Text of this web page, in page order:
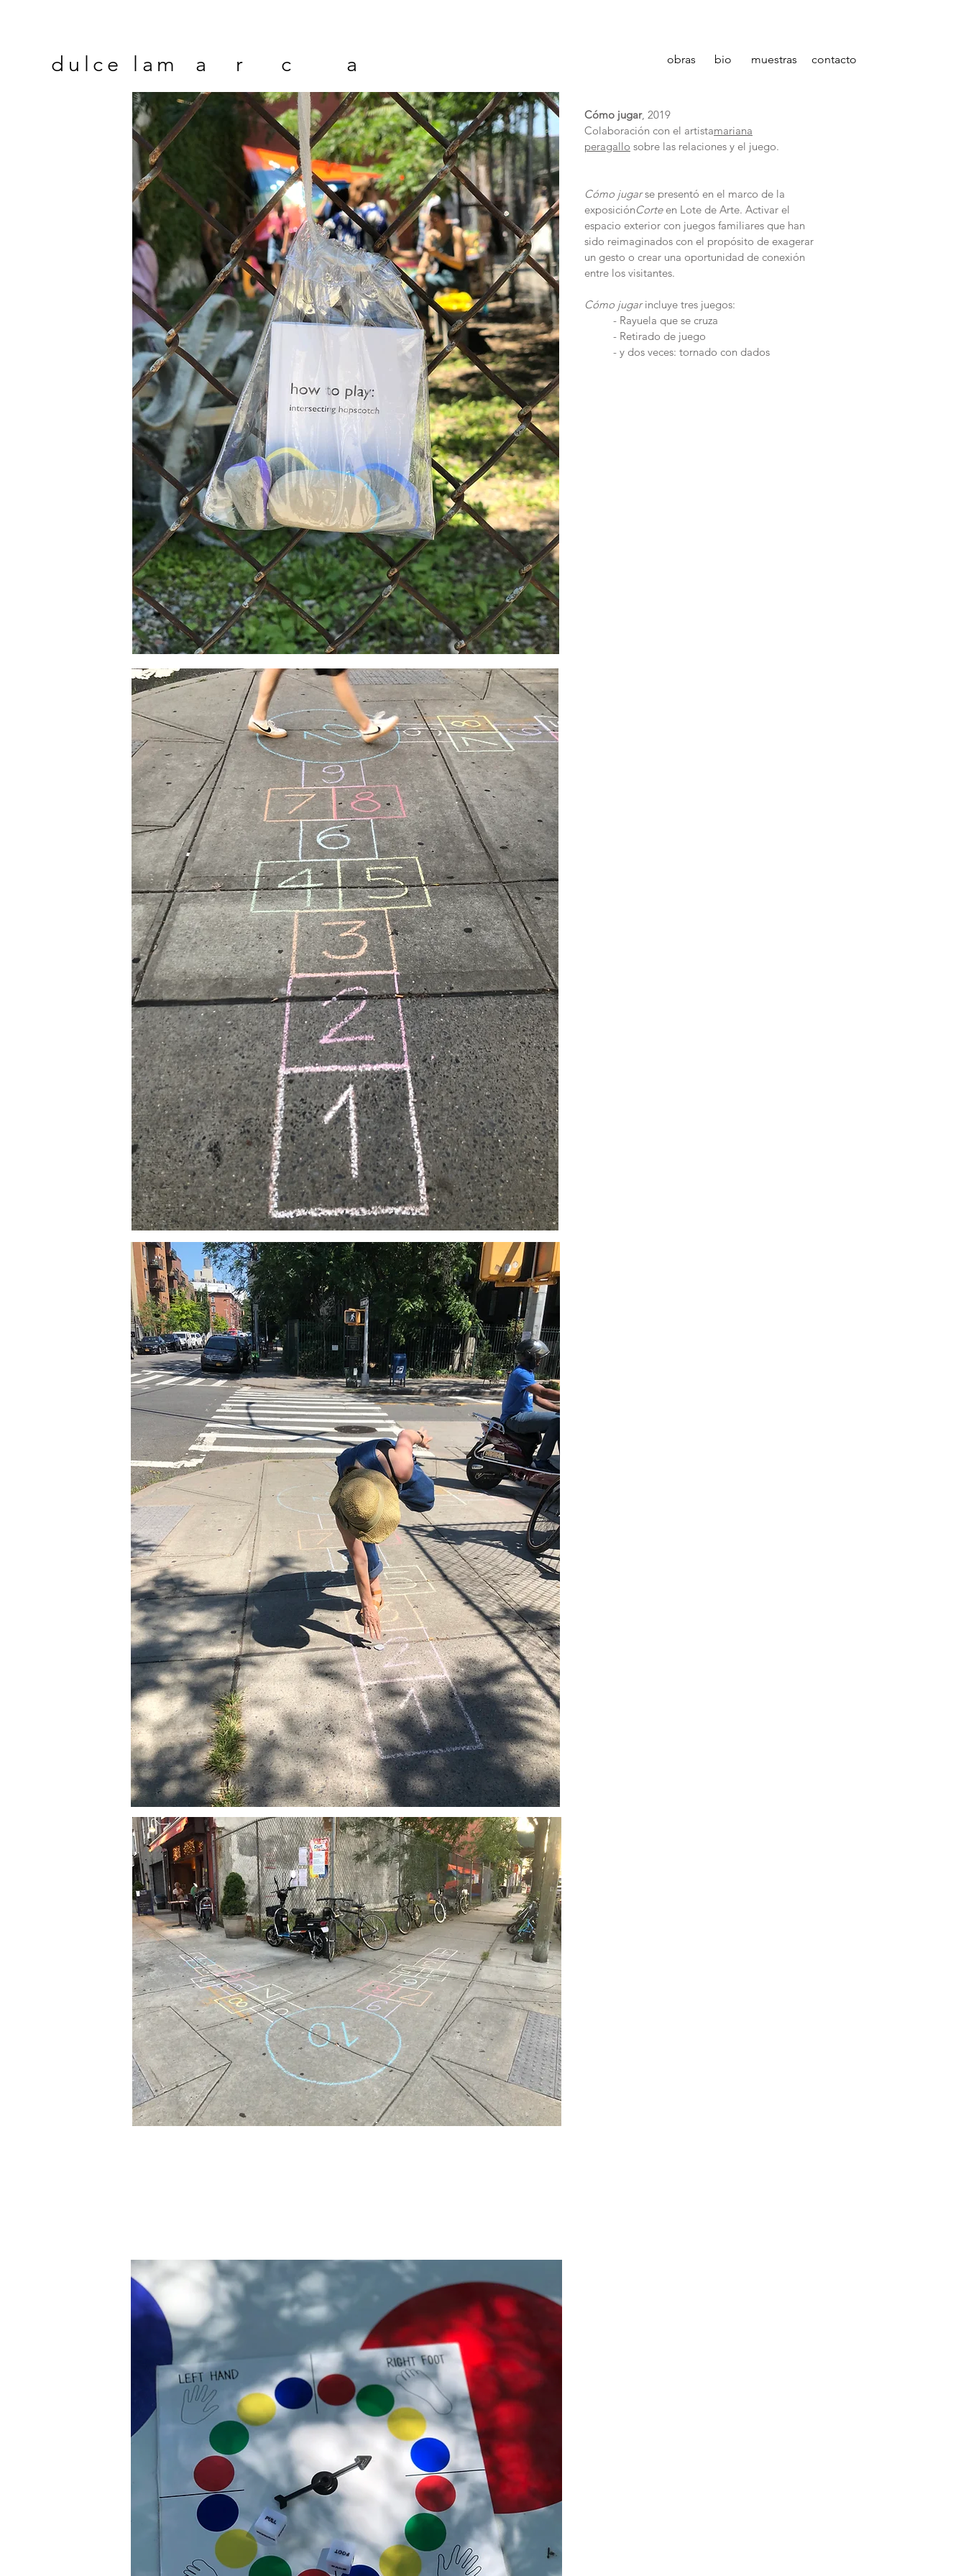
dulce la m a r c a obras bio muestras contacto
Cómo jugar, 2019
Colaboración con el artistamariana
peragallo sobre las relaciones y el juego.
Cómo jugarse presentó en el marco de la
exposiciónCorteen Lote de Arte. Activar el
espacio exterior con juegos familiares que han
sido reimaginados con el propósito de exagerar
un gesto o crear una oportunidad de conexión
entre los visitantes.
Cómo jugarincluye tres juegos:
- Rayuela que se cruza
- Retirado de juego
- y dos veces: tornado con dados